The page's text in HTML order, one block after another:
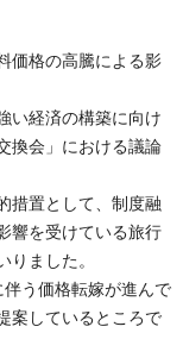
価格の高騰による影
い経済の構築に向け
換会」における議論
措置として、制度融
響を受けている旅行
ました。
う価格転嫁が進んで
案しているところで